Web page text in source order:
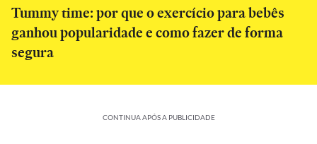
Tummy time: por que o exercício para bebês
ganhou popularidade e como fazer de forma
segura
CONTINUA APÓS A PUBLICIDADE